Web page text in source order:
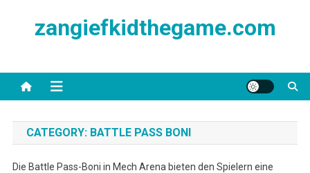
zangiefkidthegame.com
CATEGORY: BATTLE PASS BONI
Die Battle Pass-Boni in Mech Arena bieten den Spielern eine